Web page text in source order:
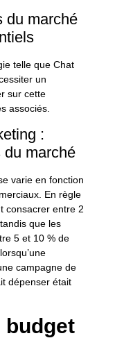
du marché
telle que Chat
un
sur cette
associés.
:
du marché
varie en fonction
En règle
consacrer entre 2
que les
5 et 10 % de
campagne de
dépenser était
budget